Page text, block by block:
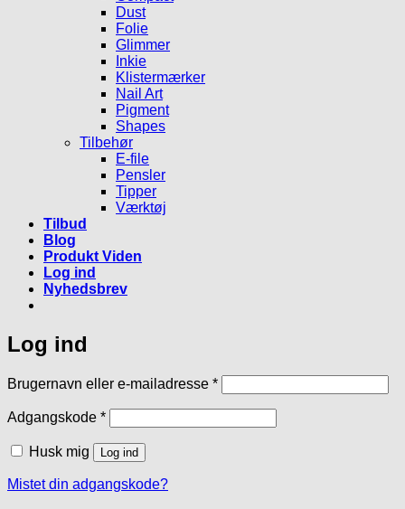
Dust
Folie
Glimmer
Inkie
Klistermærker
Nail Art
Pigment
Shapes
Tilbehør
E-file
Pensler
Tipper
Værktøj
Tilbud
Blog
Produkt Viden
Log ind
Nyhedsbrev
Log ind
Brugernavn eller e-mailadresse *Påkrævet
Adgangskode *Påkrævet
Husk mig Log ind
Mistet din adgangskode?